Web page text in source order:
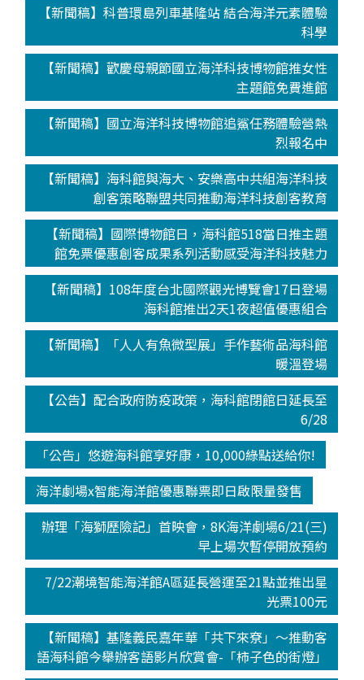
【新聞稿】科普環島列車基隆站 結合海洋元素體驗
科學
【新聞稿】歡慶母親節國立海洋科技博物館推女性
主題館免費進館
【新聞稿】國立海洋科技博物館追鯊任務體驗營熱
烈報名中
【新聞稿】海科館與海大、安樂高中共組海洋科技
創客策略聯盟共同推動海洋科技創客教育
【新聞稿】國際博物館日，海科館518當日推主題
館免票優惠創客成果系列活動感受海洋科技魅力
【新聞稿】108年度台北國際觀光博覽會17日登場
海科館推出2天1夜超值優惠組合
【新聞稿】「人人有魚微型展」手作藝術品海科館
暖溫登場
【公告】配合政府防疫政策，海科館閉館日延長至
6/28
「公告」悠遊海科館享好康，10,000綠點送給你!
海洋劇場x智能海洋館優惠聯票即日啟限量發售
辦理「海獅歷險記」首映會，8K海洋劇場6/21(三)
早上場次暫停開放預約
7/22潮境智能海洋館A區延長營運至21點並推出星
光票100元
【新聞稿】基隆義民嘉年華「共下來尞」～推動客
語海科館今舉辦客語影片欣賞會-「柿子色的街燈」